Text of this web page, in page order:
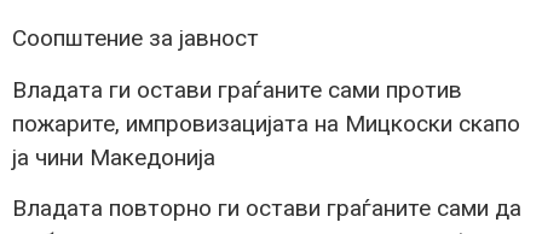
Соопштение за јавност
Владата ги остави граѓаните сами против
пожарите, импровизацијата на Мицкоски скапо
ја чини Македонија
Владата повторно ги остави граѓаните сами да